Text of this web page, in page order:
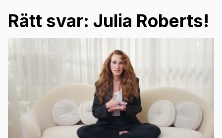
Rätt svar: Julia Roberts!